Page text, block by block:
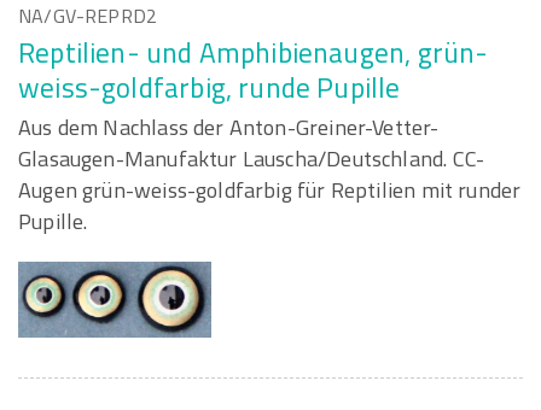
NA/GV-REPRD2
Reptilien- und Amphibienaugen, grün-
weiss-goldfarbig, runde Pupille
Aus dem Nachlass der Anton-Greiner-Vetter-
Glasaugen-Manufaktur Lauscha/Deutschland. CC-
Augen grün-weiss-goldfarbig für Reptilien mit runder
Pupille.